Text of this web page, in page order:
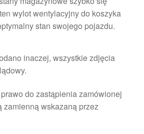
wylot wentylacyjny do koszyka
stan swojego pojazdu.
inaczej, wszystkie zdjęcia
do zastąpienia zamówionej
zamienną wskazaną przez